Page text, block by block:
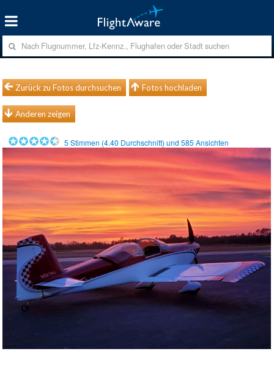
Zurück zu Fotos durchsuchen Fotos hochladen
Anderen zeigen
5 Stimmen (4.40 Durchschnitt) und585 Ansichten